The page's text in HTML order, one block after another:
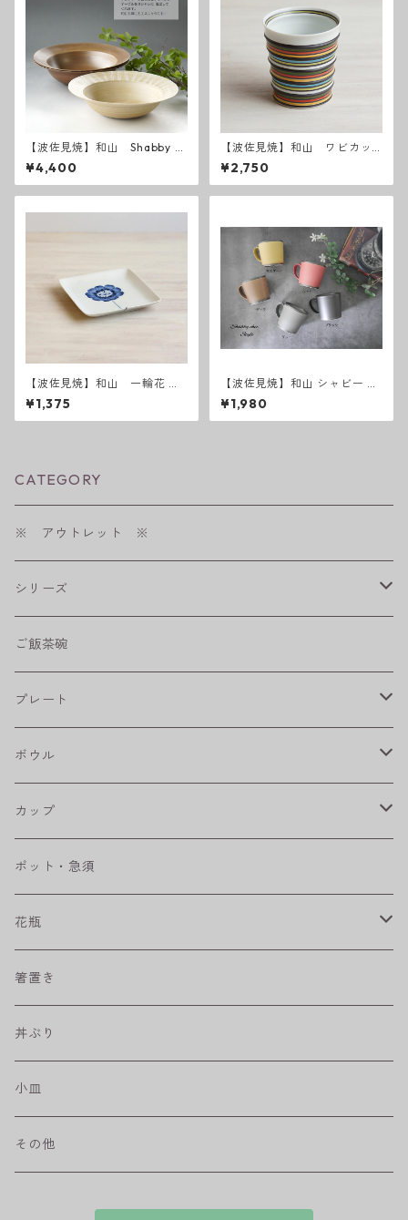
【波佐見焼】和山 Shabby c
hic style ボウル大
¥4,400
【波佐見焼】和山 ワビカッ
プ カラーズレインボー
¥2,750
【波佐見焼】和山 一輪花 W
プレート角皿 - 小 -
¥1,375
【波佐見焼】和山 シャビー K
Kマグカップ
¥1,980
CATEGORY
※ アウトレット ※
シリーズ
shabby chic style
フラワーパレード
八角シリーズ
RONDE
ベベルボウル
プリーツ
藍駒
ワビカップ
ハンディ小皿
和ミモザ
ご飯茶碗
プレート
楕円皿
丸皿
長皿
角皿
取皿
盛皿
カレー＆パスタ皿
ボウル
大鉢
中鉢
小鉢
カップ
カップ
マグカップ
フリーカップ
そば猪口
ポット・急須
花瓶
水差し
箸置き
丼ぶり
小皿
その他